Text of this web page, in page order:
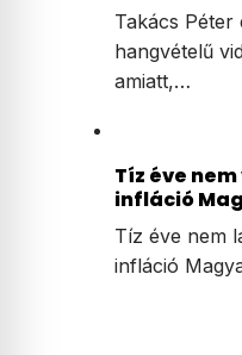
Takács Péter
hangvételű
amiatt,…
Tíz éve
infláció
Tíz éve nem
infláció